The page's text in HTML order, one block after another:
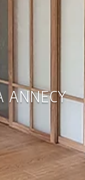
ANNECY